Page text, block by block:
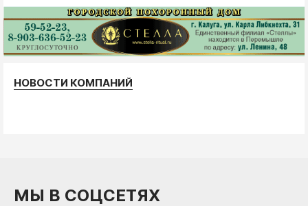
НОВОСТИ КОМПАНИЙ
МЫ В СОЦСЕТЯХ